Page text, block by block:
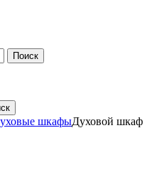
Поиск
шкафыДуховой шкаф